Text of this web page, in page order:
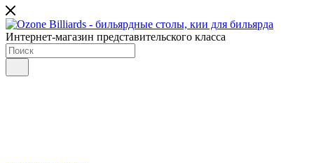
Интернет-магазин представительского класса